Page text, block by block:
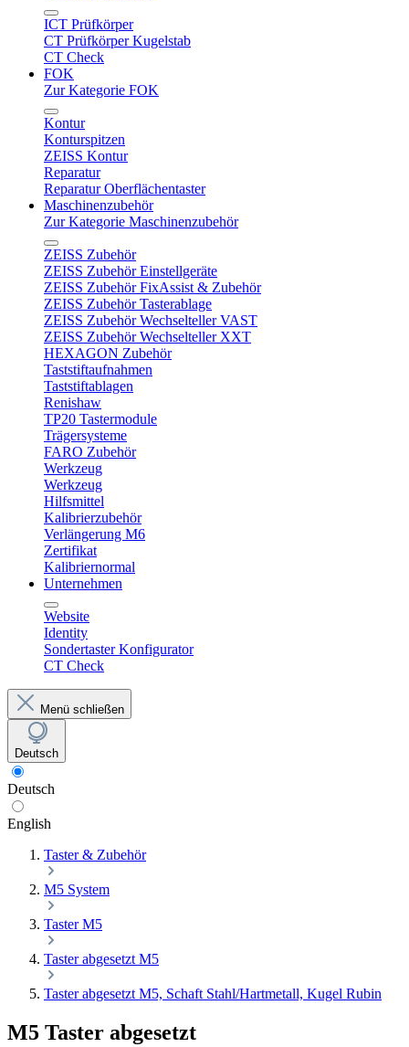
ICT Prüfkörper
CT Prüfkörper Kugelstab
CT Check
FOK
Zur Kategorie FOK
Kontur
Konturspitzen
ZEISS Kontur
Reparatur
Reparatur Oberflächentaster
Maschinenzubehör
Zur Kategorie Maschinenzubehör
ZEISS Zubehör
ZEISS Zubehör Einstellgeräte
ZEISS Zubehör FixAssist & Zubehör
ZEISS Zubehör Tasterablage
ZEISS Zubehör Wechselteller VAST
ZEISS Zubehör Wechselteller XXT
HEXAGON Zubehör
Taststiftaufnahmen
Taststiftablagen
Renishaw
TP20 Tastermodule
Trägersysteme
FARO Zubehör
Werkzeug
Werkzeug
Hilfsmittel
Kalibrierzubehör
Verlängerung M6
Zertifikat
Kalibriernormal
Unternehmen
Website
Identity
Sondertaster Konfigurator
CT Check
Menü schließen
Deutsch
Deutsch
English
Taster & Zubehör
M5 System
Taster M5
Taster abgesetzt M5
Taster abgesetzt M5, Schaft Stahl/Hartmetall, Kugel Rubin
M5 Taster abgesetzt